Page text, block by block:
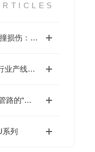
告别频繁维护与碰撞损伤：IPR夹爪气缸的耐用设计
IPR夹爪气缸在多行业产线中的实战应用
H+L电磁阀：工业管路的“精准指挥官”
列